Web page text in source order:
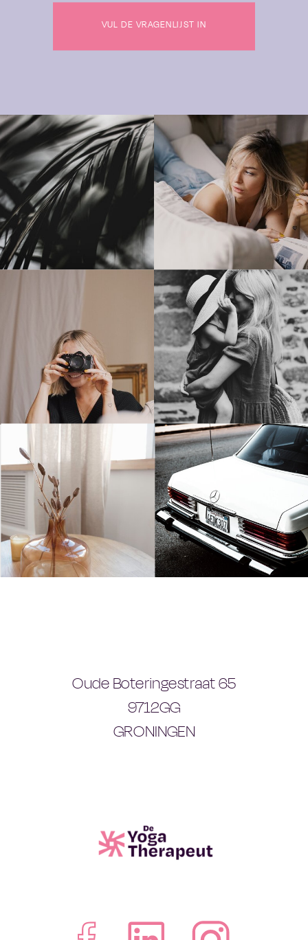
VUL DE VRAGENLIJST IN
Oude Boteringestraat 65
9712GG
GRONINGEN